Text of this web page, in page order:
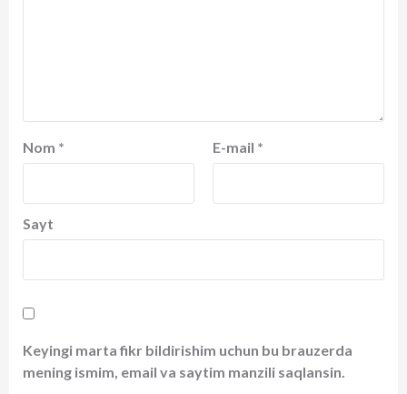
Nom * E-mail *
Sayt
Keyingi marta fikr bildirishim uchun bu brauzerda
mening ismim, email va saytim manzili saqlansin.